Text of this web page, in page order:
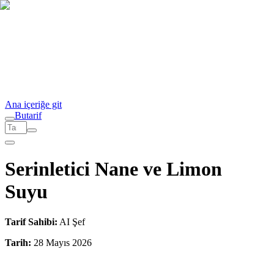
Ana içeriğe git
Butarif
Serinletici Nane ve Limon
Suyu
Tarif Sahibi: AI Şef
Tarih: 28 Mayıs 2026